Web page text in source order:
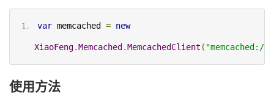
var memcached = new
XiaoFeng.Memcached .MemcachedClient ( "memcached://
使用方法